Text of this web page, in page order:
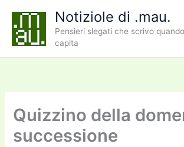
contenuto
Notiziole di .mau.
Pensieri slegati che scrivo
capita
Quizzino della
successione